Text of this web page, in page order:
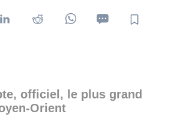
officiel, le plus grand
Orient